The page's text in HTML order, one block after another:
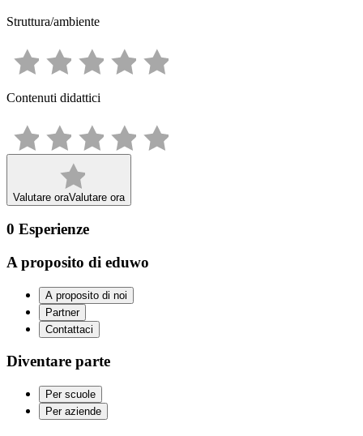
Struttura/ambiente
Contenuti didattici
Valutare oraValutare ora
0 Esperienze
A proposito di eduwo
A proposito di noi
Partner
Contattaci
Diventare parte
Per scuole
Per aziende